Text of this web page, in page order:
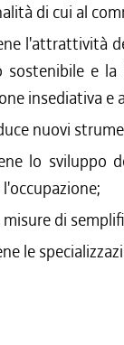
di cui al
l'attrattività
sostenibile e
insediativa e
nuovi
lo sviluppo
di
le